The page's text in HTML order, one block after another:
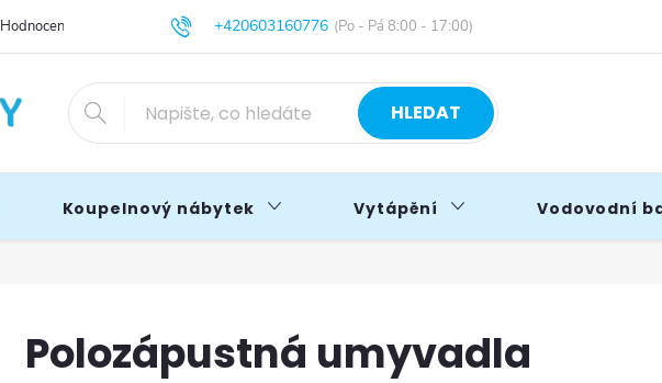
+420603160776
info@primakoupelny.cz
Hodnocení obchodu Obchodní podmínky Blog
HLEDAT
Koupelnový nábytek Vytápění Vodovodní
Polozápustná umyvadla